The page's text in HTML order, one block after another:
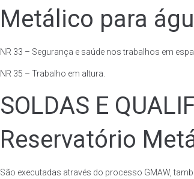
Metálico para
NR 33 – Segurança e saúde nos trabalhos em
NR 35 – Trabalho em altura.
SOLDAS E
Reservatório
São executadas através do processo GMAW,